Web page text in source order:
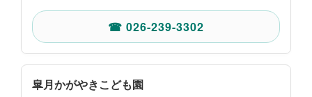
☎ 026-239-3302
皐月かがやきこども園